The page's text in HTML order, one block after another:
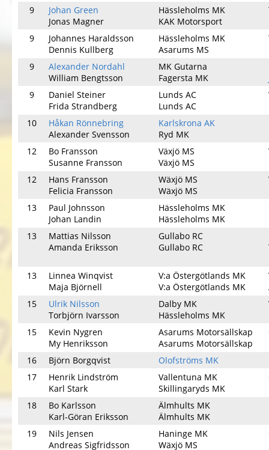
9
Johan Green
Jonas Magner
Hässleholms MK
KAK Motorsport
9
Johannes Haraldsson
Dennis Kullberg
Hässleholms MK
Asarums MS
9
Alexander Nordahl
William Bengtsson
MK Gutarna
Fagersta MK
9
Daniel Steiner
Frida Strandberg
Lunds AC
Lunds AC
10
Håkan Rönnebring
Alexander Svensson
Karlskrona AK
Ryd MK
12
Bo Fransson
Susanne Fransson
Växjö MS
Växjö MS
12
Hans Fransson
Felicia Fransson
Wäxjö MS
Wäxjö MS
13
Paul Johnsson
Johan Landin
Hässleholms MK
Hässleholms MK
13
Mattias Nilsson
Amanda Eriksson
Gullabo RC
Gullabo RC
13
Linnea Winqvist
Maja Björnell
V:a Östergötlands MK
V:a Östergötlands MK
15
Ulrik Nilsson
Torbjörn Ivarsson
Dalby MK
Hässleholms MK
15
Kevin Nygren
My Henriksson
Asarums Motorsällskap
Asarums Motorsällskap
16 Björn Borgqvist Olofströms MK
17
Henrik Lindström
Karl Stark
Vallentuna MK
Skillingaryds MK
18
Bo Karlsson
Karl-Göran Eriksson
Älmhults MK
Älmhults MK
19
Nils Jensen
Andreas Sigfridsson
Haninge MK
Wäxjö MS